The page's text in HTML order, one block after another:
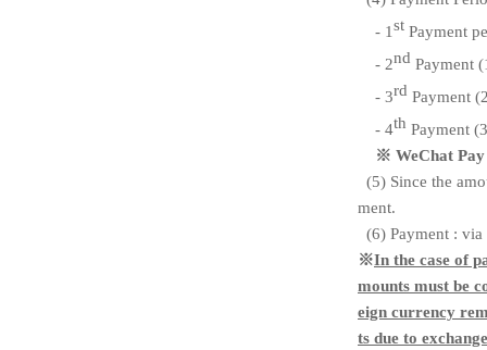
- 1st Payment
- 2nd Payment
- 3rd Payment
- 4th Payment
※ WeChat
(5) Since the
ment.
(6) Payment :
※In the case of
mounts must be
eign currency
ts due to